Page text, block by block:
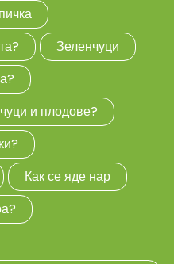
Зеленчуци
и плодове?
Как се яде нар